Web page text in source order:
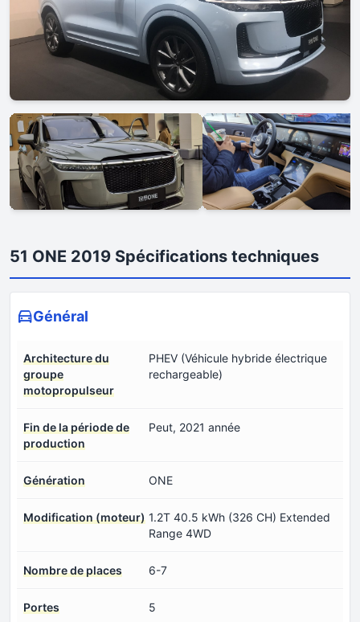
51 ONE 2019 Spécifications techniques
Général
Architecture du
groupe
motopropulseur
PHEV (Véhicule hybride électrique
rechargeable)
Fin de la période de
production
Peut, 2021 année
Génération ONE
Modification (moteur) 1.2T 40.5 kWh (326 CH) Extended
Range 4WD
Nombre de places 6-7
Portes 5